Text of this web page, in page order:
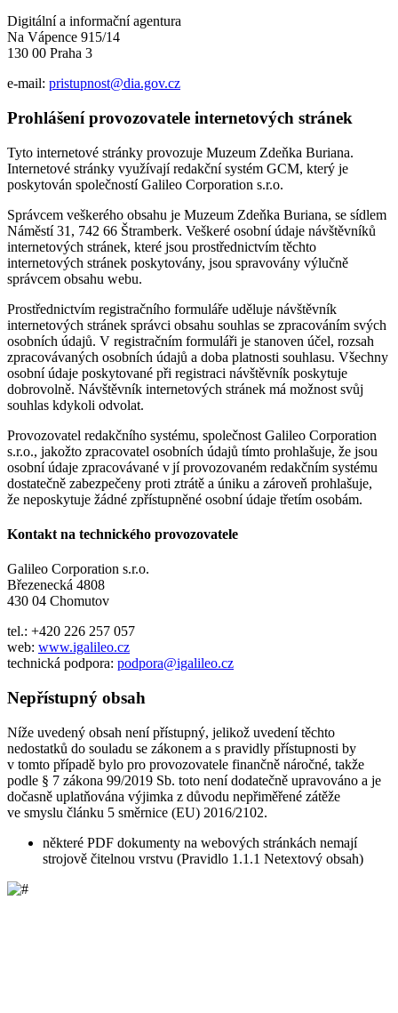
Digitální a informační agentura
Na Vápence 915/14
130 00 Praha 3
e-mail: pristupnost@dia.gov.cz
Prohlášení provozovatele internetových stránek
Tyto internetové stránky provozuje Muzeum Zdeňka Buriana.
Internetové stránky využívají redakční systém GCM, který je
poskytován společností Galileo Corporation s.r.o.
Správcem veškerého obsahu je Muzeum Zdeňka Buriana, se sídlem
Náměstí 31, 742 66 Štramberk. Veškeré osobní údaje návštěvníků
internetových stránek, které jsou prostřednictvím těchto
internetových stránek poskytovány, jsou spravovány výlučně
správcem obsahu webu.
Prostřednictvím registračního formuláře uděluje návštěvník
internetových stránek správci obsahu souhlas se zpracováním svých
osobních údajů. V registračním formuláři je stanoven účel, rozsah
zpracovávaných osobních údajů a doba platnosti souhlasu. Všechny
osobní údaje poskytované při registraci návštěvník poskytuje
dobrovolně. Návštěvník internetových stránek má možnost svůj
souhlas kdykoli odvolat.
Provozovatel redakčního systému, společnost Galileo Corporation
s.r.o., jakožto zpracovatel osobních údajů tímto prohlašuje, že jsou
osobní údaje zpracovávané v jí provozovaném redakčním systému
dostatečně zabezpečeny proti ztrátě a úniku a zároveň prohlašuje,
že neposkytuje žádné zpřístupněné osobní údaje třetím osobám.
Kontakt na technického provozovatele
Galileo Corporation s.r.o.
Březenecká 4808
430 04 Chomutov
tel.: +420 226 257 057
web: www.igalileo.cz
technická podpora: podpora@igalileo.cz
Nepřístupný obsah
Níže uvedený obsah není přístupný, jelikož uvedení těchto
nedostatků do souladu se zákonem a s pravidly přístupnosti by
v tomto případě bylo pro provozovatele finančně náročné, takže
podle § 7 zákona 99/2019 Sb. toto není dodatečně upravováno a je
dočasně uplatňována výjimka z důvodu nepřiměřené zátěže
ve smyslu článku 5 směrnice (EU) 2016/2102.
některé PDF dokumenty na webových stránkách nemají
strojově čitelnou vrstvu (Pravidlo 1.1.1 Netextový obsah)